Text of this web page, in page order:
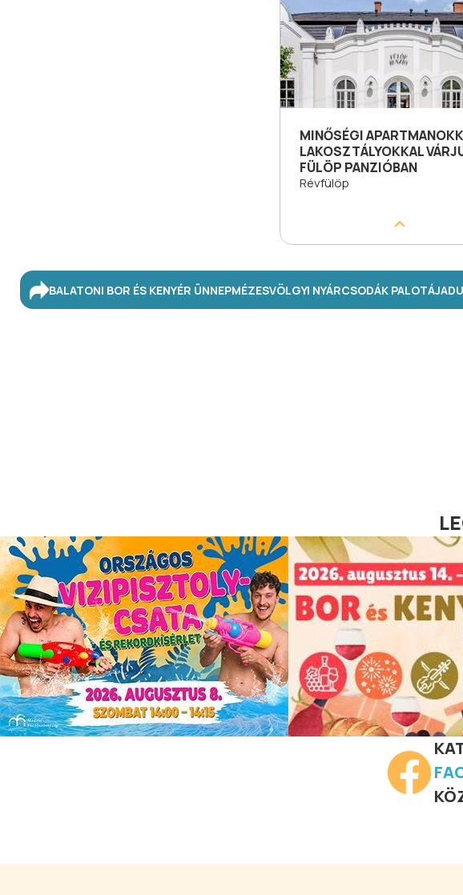
MINŐSÉGI
LAKOSZTÁLYOKKAL
FÜLÖP PANZIÓBAN
Révfülöp
BALATONI BOR ÉS KENYÉR ÜNNEPMÉZESVÖLGYI NYÁRCSODÁK PALOTÁJA